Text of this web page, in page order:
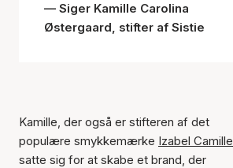
Siger Kamille Carolina
Østergaard, stifter af Sistie
Kamille, der også er stifteren af det
populære smykkemærke Izabel Camille
satte sig for at skabe et brand, der